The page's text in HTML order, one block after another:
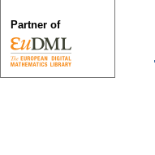
Partner of